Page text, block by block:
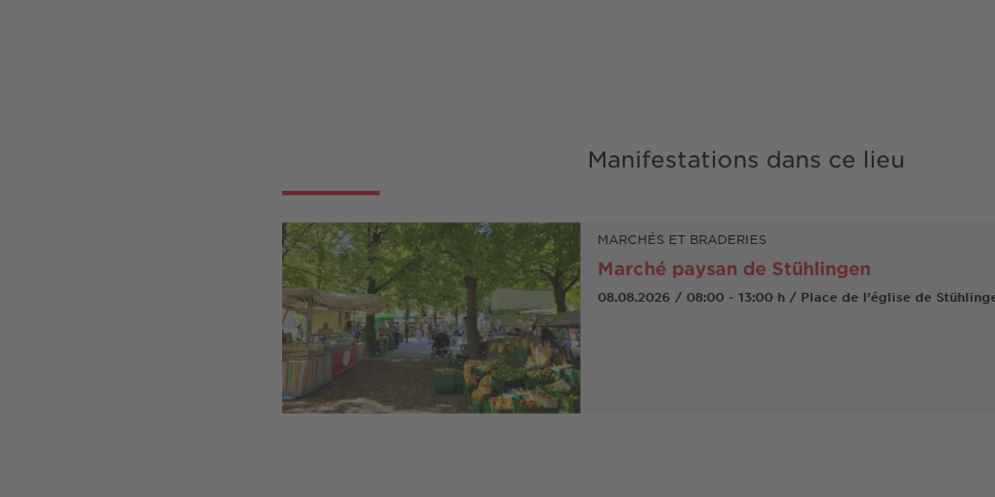
Manifestations dans ce lieu
MARCHÉS ET BRADERIES
Marché paysan de Stühlingen
08.08.2026 / 08:00 - 13:00 h / Place de l'église de